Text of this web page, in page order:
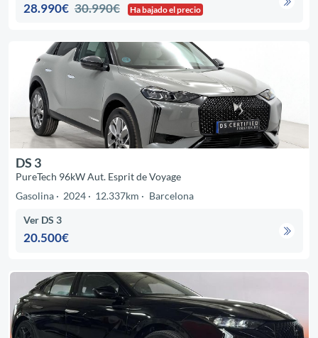
28.990€ 30.990€ Ha bajado el precio
DS 3
PureTech 96kW Aut. Esprit de Voyage
Gasolina
2024 12.337km Barcelona
Ver DS 3
20.500€